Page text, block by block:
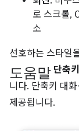
로 스크롤,
소
선호하는 스타일
도움말 단축
니다. 단축키 대
제공됩니다.